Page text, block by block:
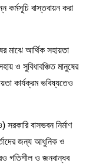
কর্মসূচি বাস্তবায়ন করা
মাঝে আর্থিক সহায়তা
ও সুবিধাবঞ্চিত মানুষের
কার্যক্রম ভবিষ্যতেও
সরকারি বাসভবন নির্মাণ
জন্য আধুনিক ও
গতিশীল ও জনবান্ধব